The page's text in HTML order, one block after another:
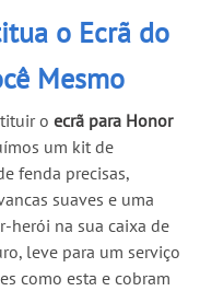
o Ecrã do
Mesmo
o ecrã para Honor
um kit de
fenda precisas,
suaves e uma
herói na sua caixa de
leve para um serviço
como esta e cobram